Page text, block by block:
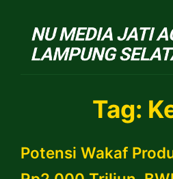
Tag:
Potensi Wakaf